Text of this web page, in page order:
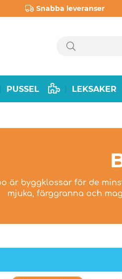
Snabba leveranser
PUSSEL LEKSAKER
är byggklossar för de
mjuka, färggranna och